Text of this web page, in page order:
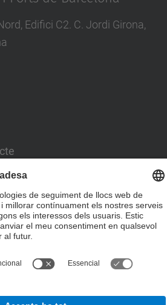
Edifici C2. C. Jordi Girona,
d'Enginyers de Camins,
amb